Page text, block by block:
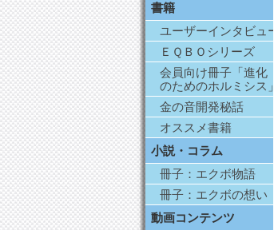
書籍
ユーザーインタビュー
ＥＱＢＯシリーズ
会員向け冊子「進化
のためのホルミシス」
金の音開発秘話
オススメ書籍
小説・コラム
冊子：エクボ物語
冊子：エクボの想い
動画コンテンツ